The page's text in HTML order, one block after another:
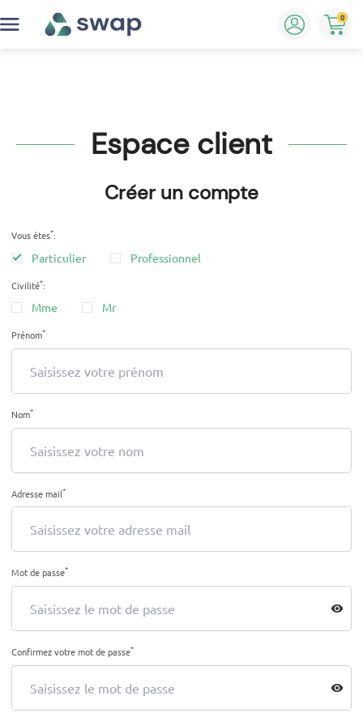
0
Espace client
Créer un compte
Vous êtes*:
Particulier Professionnel
Civilité*:
Mme Mr
Prénom*
Nom*
Adresse mail*
Mot de passe*
visibility
Confirmez votre mot de passe*
visibility